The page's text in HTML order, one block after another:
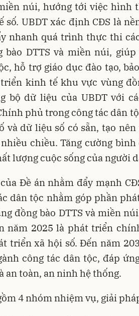
núi, hướng tới việc hình
số. UBDT xác định CĐS là
nhanh quá trình thực thi
bào DTTS và miền núi,
hỗ trợ giáo dục đào tạo,
kinh tế khu vực vùng
bộ dữ liệu của UBDT với
phủ trong công tác dân
và dữ liệu số có sẵn, tạo
chiều. Tăng cường
lượng cuộc sống của người
Đề án nhằm đẩy mạnh
dân tộc nhằm góp phần
đồng bào DTTS và miền
năm 2025 là phát triển
triển xã hội số. Đến năm
công tác dân tộc, đáp
an toàn, an ninh hệ thống.
4 nhóm nhiệm vụ, giải